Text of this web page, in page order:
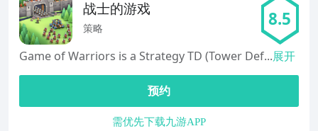
战士的游戏
策略 8.5
Game of Warriors is a Strategy TD (Tower Def...展开
预约
需优先下载九游APP